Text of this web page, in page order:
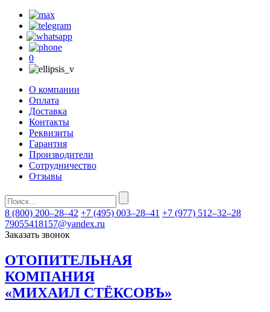
0
О компании
Оплата
Доставка
Контакты
Реквизиты
Гарантия
Производители
Сотрудничество
Отзывы
8 (800) 200–28–42 +7 (495) 003–28–41 +7 (977) 512–32–28
79055418157@yandex.ru
Заказать звонок
ОТОПИТЕЛЬНАЯ
КОМПАНИЯ
«МИХАИЛ СТЁКСОВЪ»